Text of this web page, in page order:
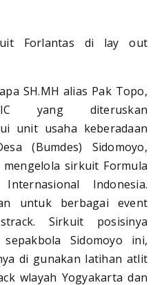
Forlantas di lay out
SH.MH alias Pak Topo,
yang diteruskan
unit usaha keberadaan
(Bumdes) Sidomoyo,
mengelola sirkuit Formula
Indonesia.
untuk berbagai event
Sirkuit posisinya
Sidomoyo ini,
di gunakan latihan atlit
wlayah Yogyakarta dan